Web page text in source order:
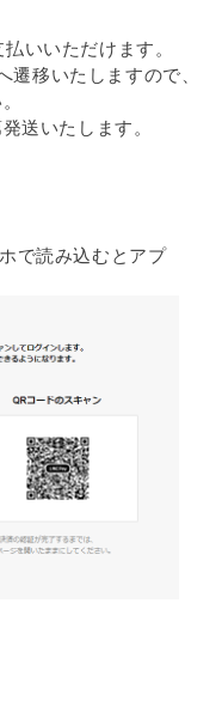
いいただけます。
移いたしますので、
送いたします。
で読み込むとアプ